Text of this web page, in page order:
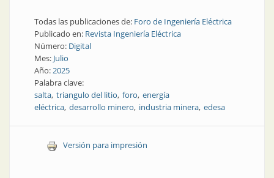
Todas las publicaciones de: Foro de Ingeniería Eléctrica
Publicado en: Revista Ingeniería Eléctrica
Número: Digital
Mes: Julio
Año:2025
Palabra clave:
salta triangulo del litio foro energía
eléctrica desarrollo minero industria minera edesa
Versión para impresión